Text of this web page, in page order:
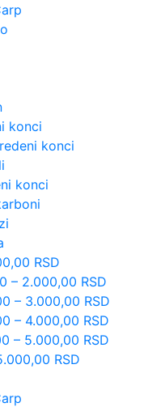
konci
konci
konci
RSD
– 2.000,00 RSD
– 3.000,00 RSD
– 4.000,00 RSD
– 5.000,00 RSD
RSD